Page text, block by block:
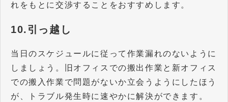
れをもとに交渉することをおすすめします。
10.引っ越し
当日のスケジュールに従って作業漏れのないように
しましょう。旧オフィスでの搬出作業と新オフィス
での搬入作業で問題がないか立会うようにしたほう
が、トラブル発生時に速やかに解決ができます。